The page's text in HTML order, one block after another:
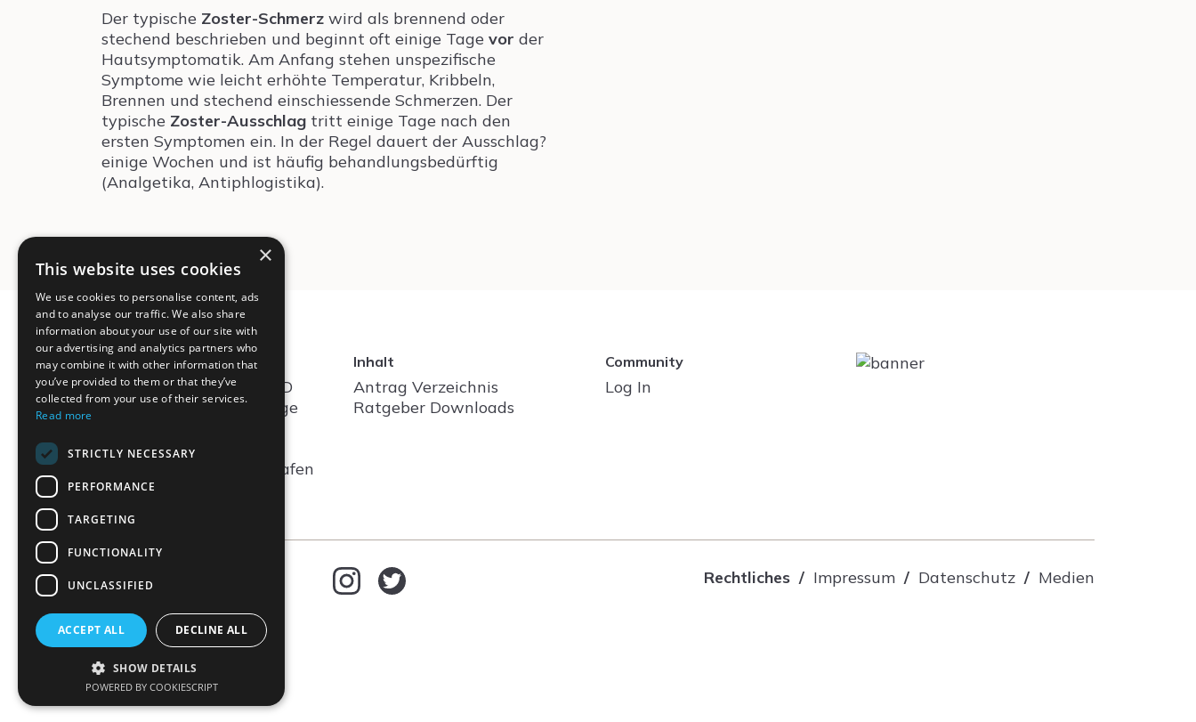
Der typische Zoster-Schmerz wird als brennend oder
stechend beschrieben und beginnt oft einige Tage vor der
Hautsymptomatik. Am Anfang stehen unspezifische
Symptome wie leicht erhöhte Temperatur, Kribbeln,
Brennen und stechend einschiessende Schmerzen. Der
typische Zoster-Ausschlag tritt einige Tage nach den
ersten Symptomen ein. In der Regel dauert der Ausschlag?
einige Wochen und ist häufig behandlungsbedürftig
(Analgetika, Antiphlogistika).
Kontakt
Verein Altea Long COVID
Network c/o Verein Lunge
The Circle 62
Zürich-Flughafen
Inhalt
Antrag Verzeichnis
Ratgeber Downloads
Community
Log In
Sprache wählen
English
Italiano
Rechtliches Impressum Datenschutz Medien
×
This website uses cookies
We use cookies to personalise content, ads
and to analyse our traffic. We also share
information about your use of our site with
our advertising and analytics partners who
may combine it with other information that
you’ve provided to them or that they’ve
collected from your use of their services.
Read more
STRICTLY NECESSARY
PERFORMANCE
TARGETING
FUNCTIONALITY
UNCLASSIFIED
ACCEPT ALL DECLINE ALL
SHOW DETAILS
POWERED BY COOKIESCRIPT